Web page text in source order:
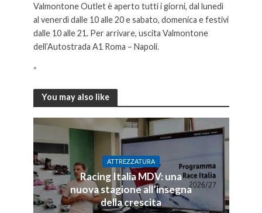
Valmontone Outlet è aperto tutti i giorni, dal lunedì
al venerdì dalle 10 alle 20 e sabato, domenica e festivi
dalle 10 alle 21. Per arrivare, uscita Valmontone
dell’Autostrada A1 Roma – Napoli.
“
You may also like
ATTREZZATURA
Racing Italia MDV: una
nuova stagione all’insegna
della crescita